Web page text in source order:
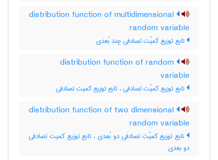
distribution function of multidimensional
random variable
تابع توزیع کمیّت تصادفی چند بُعدی
distribution function of random
variable
تابع توزیع کمیّت تصادفی ، تابع توزیع کمیت تصادفی
distribution function of two dimensional
random variable
تابع توزیع کمیّت تصادفی دو بُعدی ، تابع توزیع کمیت تصادفی
دو بعدی